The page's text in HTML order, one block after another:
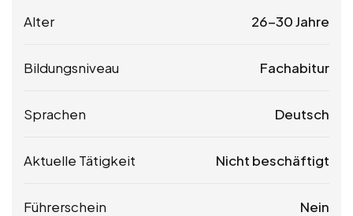
Alter 26-30 Jahre
Bildungsniveau Fachabitur
Sprachen Deutsch
Aktuelle Tätigkeit Nicht beschäftigt
Führerschein Nein